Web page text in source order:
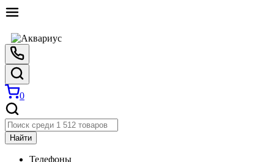
0
Найти
Телефоны